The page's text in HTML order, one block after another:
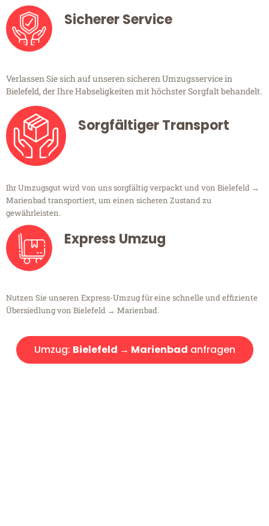
Sicherer Service
Verlassen Sie sich auf unseren sicheren Umzugsservice in
Bielefeld, der Ihre Habseligkeiten mit höchster Sorgfalt behandelt.
Sorgfältiger Transport
Ihr Umzugsgut wird von uns sorgfältig verpackt und von Bielefeld →
Marienbad transportiert, um einen sicheren Zustand zu
gewährleisten.
Express Umzug
Nutzen Sie unseren Express-Umzug für eine schnelle und effiziente
Übersiedlung von Bielefeld → Marienbad.
Umzug: Bielefeld → Marienbad anfragen